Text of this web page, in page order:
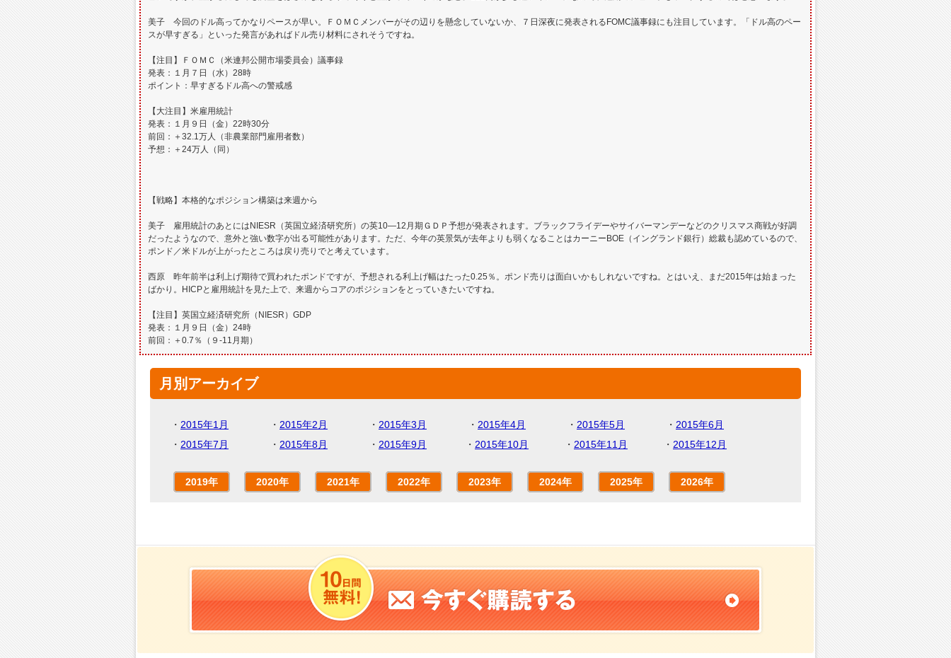
美子 今回のドル高ってかなりペースが早い。ＦＯＭＣメンバーがその辺りを懸念していないか、７日深夜に発表されるFOMC議事録にも注目しています。「ドル高のペー
スが早すぎる」といった発言があればドル売り材料にされそうですね。
【注目】ＦＯＭＣ（米連邦公開市場委員会）議事録
発表：１月７日（水）28時
ポイント：早すぎるドル高への警戒感
【大注目】米雇用統計
発表：１月９日（金）22時30分
前回：＋32.1万人（非農業部門雇用者数）
予想：＋24万人（同）
【戦略】本格的なポジション構築は来週から
美子 雇用統計のあとにはNIESR（英国立経済研究所）の英10―12月期ＧＤＰ予想が発表されます。ブラックフライデーやサイバーマンデーなどのクリスマス商戦が好調
だったようなので、意外と強い数字が出る可能性があります。ただ、今年の英景気が去年よりも弱くなることはカーニーBOE（イングランド銀行）総裁も認めているので、
ポンド／米ドルが上がったところは戻り売りでと考えています。
西原 昨年前半は利上げ期待で買われたポンドですが、予想される利上げ幅はたった0.25％。ポンド売りは面白いかもしれないですね。とはいえ、まだ2015年は始まった
ばかり。HICPと雇用統計を見た上で、来週からコアのポジションをとっていきたいですね。
【注目】英国立経済研究所（NIESR）GDP
発表：１月９日（金）24時
前回：＋0.7％（９-11月期）
月別アーカイブ
・ 2015年1月 ・ 2015年2月 ・ 2015年3月 ・ 2015年4月 ・ 2015年5月 ・ 2015年6月
・ 2015年7月 ・ 2015年8月 ・ 2015年9月 ・ 2015年10月 ・ 2015年11月 ・ 2015年12月
2019年 2020年 2021年 2022年 2023年 2024年 2025年 2026年